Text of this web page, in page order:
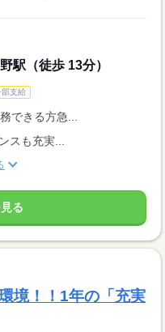
駅（徒歩 13分）
部支給
できる方急...
スも充実...
る
境！！1年の「充実